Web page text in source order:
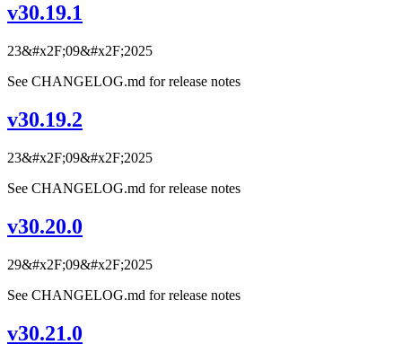
v30.19.1
23&#x2F;09&#x2F;2025
See CHANGELOG.md for release notes
v30.19.2
23&#x2F;09&#x2F;2025
See CHANGELOG.md for release notes
v30.20.0
29&#x2F;09&#x2F;2025
See CHANGELOG.md for release notes
v30.21.0